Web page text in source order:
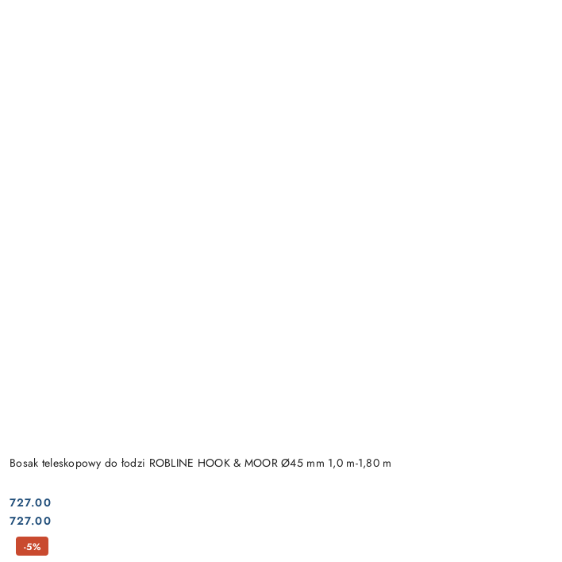
Bosak teleskopowy do łodzi ROBLINE HOOK & MOOR Ø45 mm 1,0 m-1,80 m
Cena:
727.00
Cena:
727.00
-5%